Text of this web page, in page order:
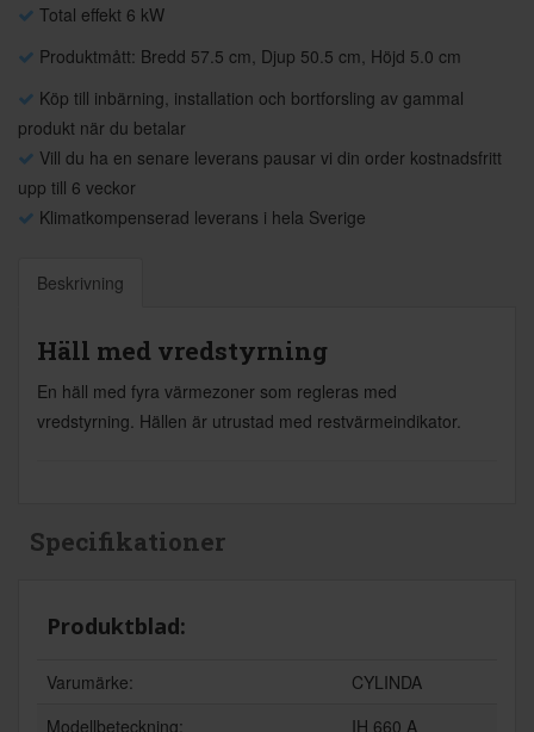
Total effekt 6 kW
Produktmått: Bredd 57.5 cm, Djup 50.5 cm, Höjd 5.0 cm
Köp till inbärning, installation och bortforsling av gammal
produkt när du betalar
Vill du ha en senare leverans pausar vi din order kostnadsfritt
upp till 6 veckor
Klimatkompenserad leverans i hela Sverige
Beskrivning
Häll med vredstyrning
En häll med fyra värmezoner som regleras med
vredstyrning. Hällen är utrustad med restvärmeindikator.
Specifikationer
Produktblad:
Varumärke:
CYLINDA
Modellbeteckning:
IH 660 A